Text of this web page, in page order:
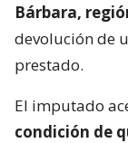
Bárbara,
devolución de
prestado.
El imputado
condición de